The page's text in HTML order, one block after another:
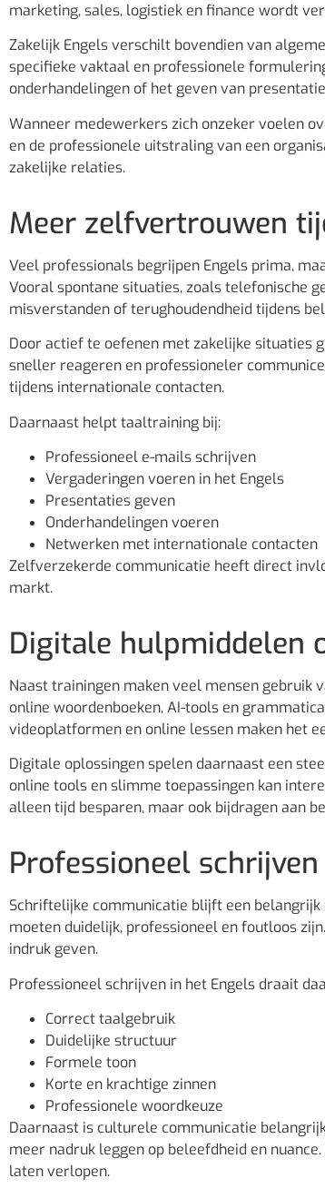
marketing, sales, logistiek en finance wordt
Zakelijk Engels verschilt bovendien van
specifieke vaktaal en professionele
onderhandelingen of het geven van
Wanneer medewerkers zich onzeker voelen
en de professionele uitstraling van een
zakelijke relaties.
Meer zelfvertrouwen
Veel professionals begrijpen Engels prima,
Vooral spontane situaties, zoals telefonische
misverstanden of terughoudendheid tijdens
Door actief te oefenen met zakelijke
sneller reageren en professioneler
tijdens internationale contacten.
Daarnaast helpt taaltraining bij:
Professioneel e-mails schrijven
Vergaderingen voeren in het Engels
Presentaties geven
Onderhandelingen voeren
Netwerken met internationale contacten
Zelfverzekerde communicatie heeft direct
markt.
Digitale hulpmiddelen
Naast trainingen maken veel mensen gebruik
online woordenboeken, AI-tools en
videoplatformen en online lessen maken het
Digitale oplossingen spelen daarnaast een
online tools en slimme toepassingen kan
alleen tijd besparen, maar ook bijdragen aan
Professioneel
Schriftelijke communicatie blijft een
moeten duidelijk, professioneel en foutloos
indruk geven.
Professioneel schrijven in het Engels draait
Correct taalgebruik
Duidelijke structuur
Formele toon
Korte en krachtige zinnen
Professionele woordkeuze
Daarnaast is culturele communicatie
meer nadruk leggen op beleefdheid en
laten verlopen.